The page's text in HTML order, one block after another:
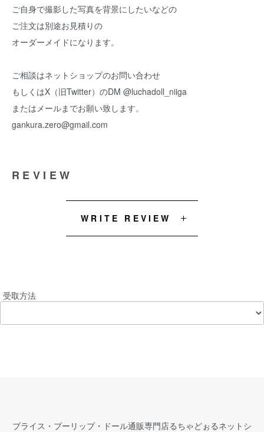
ご自身で撮影した写真を背景にしたいなどの
ご注文は別途お見積りの
オーダーメイドになります。
ご相談はネットショップのお問い合わせ
もしくはX（旧Twitter）のDM @luchadoll_niiga
またはメールまでお願い致します。
gankura.zero@gmail.com
REVIEW
WRITE REVIEW
受取方法
ブライス・プーリップ・ドール通販専門店るちゃどぉるネットシ